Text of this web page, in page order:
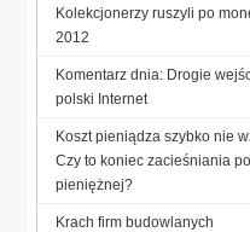
Kolekcjonerzy ruszyli po
2012
Komentarz dnia: Drogie
polski Internet
Koszt pieniądza szybko nie
Czy to koniec zacieśniania
pieniężnej?
Krach firm budowlanych